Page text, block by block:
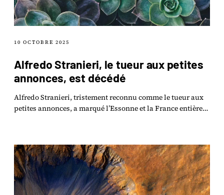
10 OCTOBRE 2025
Alfredo Stranieri, le tueur aux petites
annonces, est décédé
Alfredo Stranieri, tristement reconnu comme le tueur aux
petites annonces, a marqué l’Essonne et la France entière